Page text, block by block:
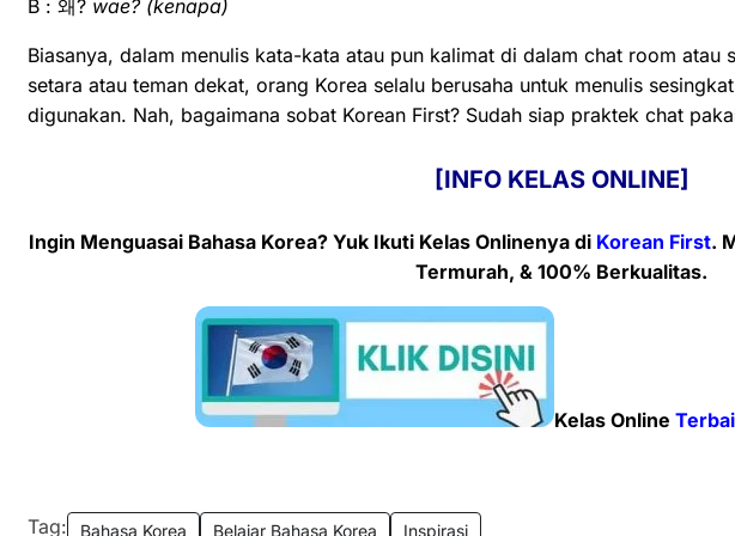
B : 왜? wae? (kenapa)
Biasanya, dalam menulis kata-kata atau pun kalimat di dalam chat room atau
setara atau teman dekat, orang Korea selalu berusaha untuk menulis
digunakan. Nah, bagaimana sobat Korean First? Sudah siap praktek chat
[INFO KELAS ONLINE]
Ingin Menguasai Bahasa Korea? Yuk Ikuti KelasOnlinenya di Korean First.
Termurah, & 100% Berkualitas.
Kelas Online
Tag: Bahasa Korea Belajar Bahasa Korea Inspirasi